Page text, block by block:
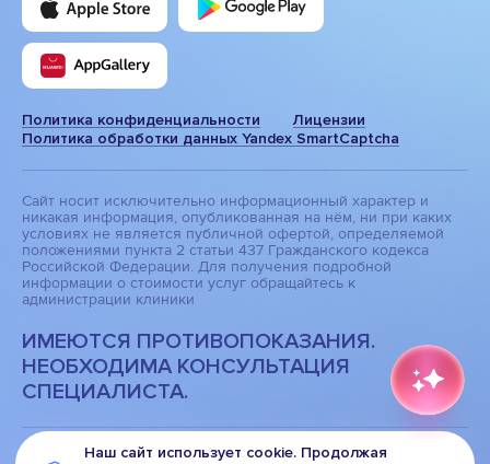
Политика конфиденциальности
Лицензии
Политика обработки данных Yandex SmartCaptcha
Сайт носит исключительно информационный характер и
никакая информация, опубликованная на нём, ни при каких
условиях не является публичной офертой, определяемой
положениями пункта 2 статьи 437 Гражданского кодекса
Российской Федерации. Для получения подробной
информации о стоимости услуг обращайтесь к
администрации клиники
ИМЕЮТСЯ ПРОТИВОПОКАЗАНИЯ.
НЕОБХОДИМА КОНСУЛЬТАЦИЯ
СПЕЦИАЛИСТА.
Наш сайт использует cookie. Продолжая